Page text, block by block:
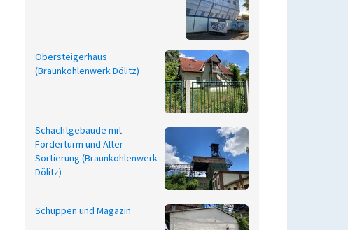
Obersteigerhaus
(Braunkohlenwerk Dölitz)
Schachtgebäude mit
Förderturm und Alter
Sortierung (Braunkohlenwerk
Dölitz)
Schuppen und Magazin